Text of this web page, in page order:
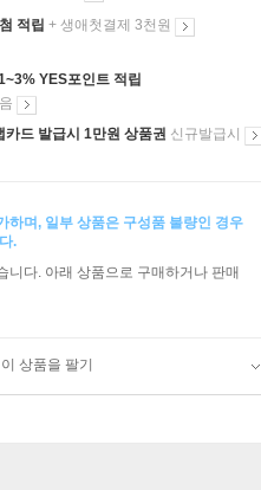
적립 + 생애첫결제 3천원
YES포인트 적립
카드 발급시 1만원 상품권 신규발급시
하며, 일부 상품은 구성품 불량인 경우
.
니다. 아래 상품으로 구매하거나 판매
이 상품을 팔기